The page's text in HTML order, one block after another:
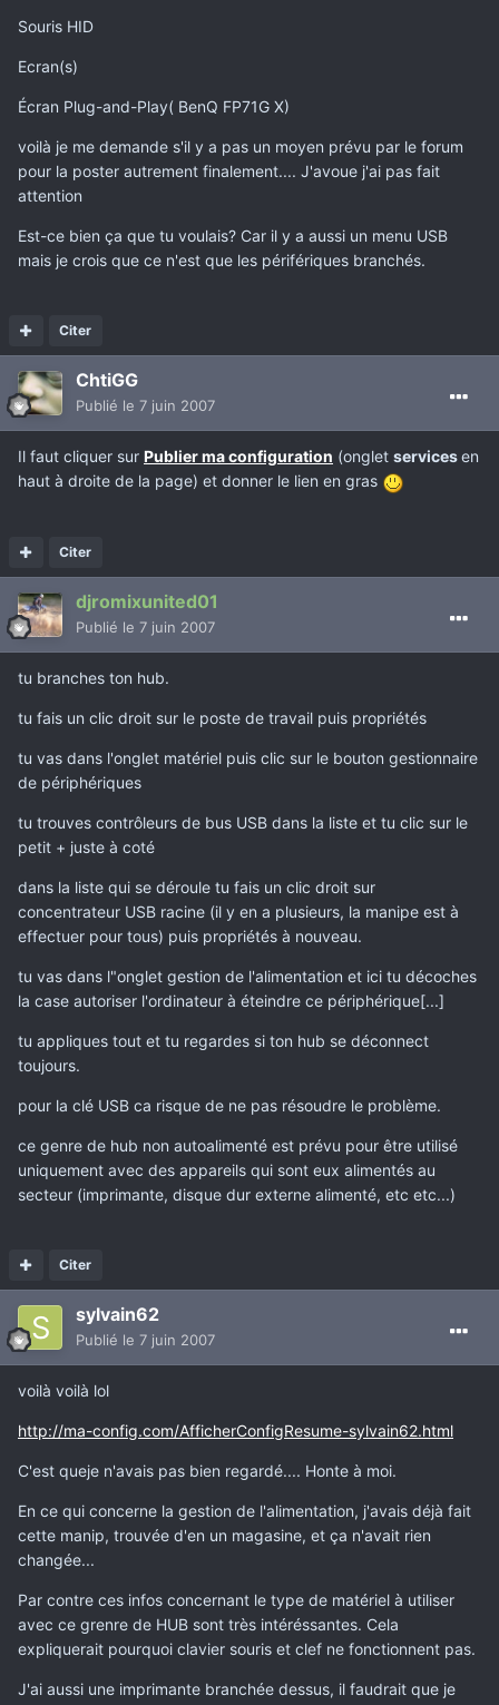
Souris HID
Ecran(s)
Écran Plug-and-Play( BenQ FP71G X)
voilà je me demande s'il y a pas un moyen prévu par le forum
pour la poster autrement finalement.... J'avoue j'ai pas fait
attention
Est-ce bien ça que tu voulais? Car il y a aussi un menu USB
mais je crois que ce n'est que les périfériques branchés.
Citer
ChtiGG
Publié le 7 juin 2007
Il faut cliquer sur Publier ma configuration (onglet servicesen
haut à droite de la page) et donner le lien en gras
Citer
djromixunited01
Publié le 7 juin 2007
tu branches ton hub.
tu fais un clic droit sur le poste de travail puis propriétés
tu vas dans l'onglet matériel puis clic sur le bouton gestionnaire
de périphériques
tu trouves contrôleurs de bus USB dans la liste et tu clic sur le
petit + juste à coté
dans la liste qui se déroule tu fais un clic droit sur
concentrateur USB racine (il y en a plusieurs, la manipe est à
effectuer pour tous) puis propriétés à nouveau.
tu vas dans l"onglet gestion de l'alimentation et ici tu décoches
la case autoriser l'ordinateur à éteindre ce périphérique[...]
tu appliques tout et tu regardes si ton hub se déconnect
toujours.
pour la clé USB ca risque de ne pas résoudre le problème.
ce genre de hub non autoalimenté est prévu pour être utilisé
uniquement avec des appareils qui sont eux alimentés au
secteur (imprimante, disque dur externe alimenté, etc etc...)
Citer
sylvain62
Publié le 7 juin 2007
voilà voilà lol
http://ma-config.com/AfficherConfigResume-sylvain62.html
C'est queje n'avais pas bien regardé.... Honte à moi.
En ce qui concerne la gestion de l'alimentation, j'avais déjà fait
cette manip, trouvée d'en un magasine, et ça n'avait rien
changée...
Par contre ces infos concernant le type de matériel à utiliser
avec ce grenre de HUB sont très intéréssantes. Cela
expliquerait pourquoi clavier souris et clef ne fonctionnent pas.
J'ai aussi une imprimante branchée dessus, il faudrait que je